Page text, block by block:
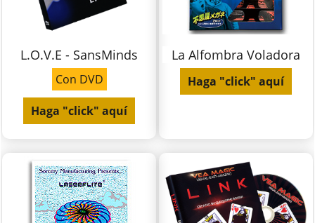
L.O.V.E - SansMinds
Con DVD
Haga "click" aquí
La Alfombra Voladora
Haga "click" aquí